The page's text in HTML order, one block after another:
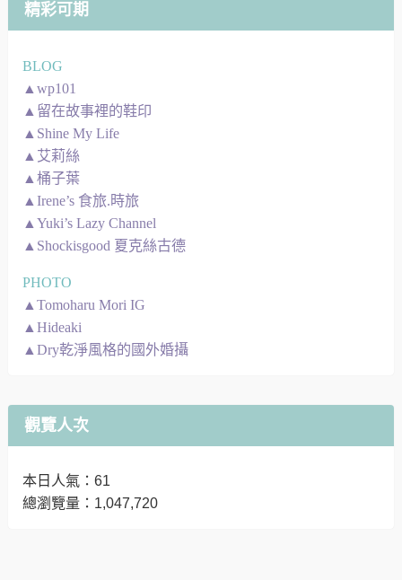
精彩可期
BLOG
▲wp101
▲留在故事裡的鞋印
▲Shine My Life
▲艾莉絲
▲桶子葉
▲Irene’s 食旅.時旅
▲Yuki’s Lazy Channel
▲Shockisgood 夏克絲古德
PHOTO
▲Tomoharu Mori IG
▲Hideaki
▲Dry乾淨風格的國外婚攝
觀覽人次
本日人氣：61
總瀏覽量：1,047,720